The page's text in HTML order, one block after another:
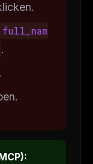
full_nam
.